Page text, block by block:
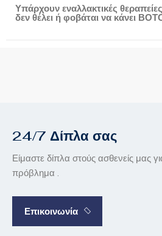
Υπάρχουν εναλλακτικές
δεν θέλει ή φοβάται να κάνει
24/7 Δίπλα σας
Είμαστε δίπλα στούς ασθενείς μας
πρόβλημα .
Επικοινωνία